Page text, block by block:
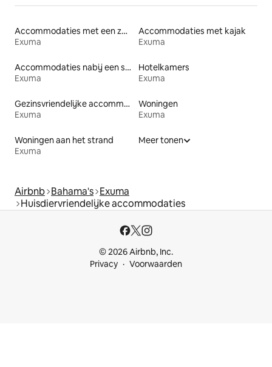
Accommodaties met een zwembad
Exuma
Accommodaties met kajak
Exuma
Accommodaties nabij een strand
Exuma
Hotelkamers
Exuma
Gezinsvriendelijke accommodaties
Exuma
Woningen
Exuma
Woningen aan het strand
Exuma
Meer tonen
Airbnb Bahama's Exuma
Huisdiervriendelijke accommodaties
© 2026 Airbnb, Inc.
Privacy
Voorwaarden